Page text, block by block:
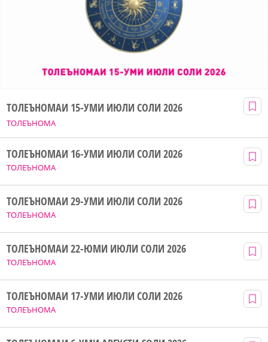
ТОЛЕЪНОМА
ТОЛЕЪНОМАИ 15-УМИ ИЮЛИ СОЛИ 2026
ТОЛЕЪНОМА
ТОЛЕЪНОМАИ 16-УМИ ИЮЛИ СОЛИ 2026
ТОЛЕЪНОМА
ТОЛЕЪНОМАИ 29-УМИ ИЮЛИ СОЛИ 2026
ТОЛЕЪНОМА
ТОЛЕЪНОМАИ 22-ЮМИ ИЮЛИ СОЛИ 2026
ТОЛЕЪНОМА
ТОЛЕЪНОМАИ 17-УМИ ИЮЛИ СОЛИ 2026